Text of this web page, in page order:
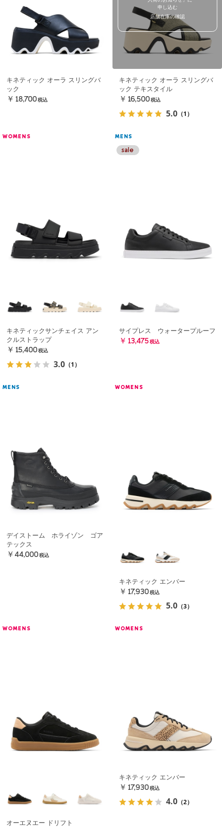
キネティック オーラ スリングバ
ック
￥18,700 税込
申し込む
店舗在庫の確認
キネティック オーラ スリングバ
ック テキスタイル
￥16,500 税込
5.0 （1）
WOMENS
キネティックサンチェイス アン
クルストラップ
￥15,400 税込
3.0 （1）
MENS
サイプレス ウォータープルーフ
￥13,475 税込
MENS
デイストーム ホライゾン ゴア
テックス
￥44,000 税込
WOMENS
キネティック エンバー
￥17,930 税込
5.0 （3）
WOMENS
オーエヌエー ドリフト
WOMENS
キネティック エンバー
￥17,930 税込
4.0 （2）